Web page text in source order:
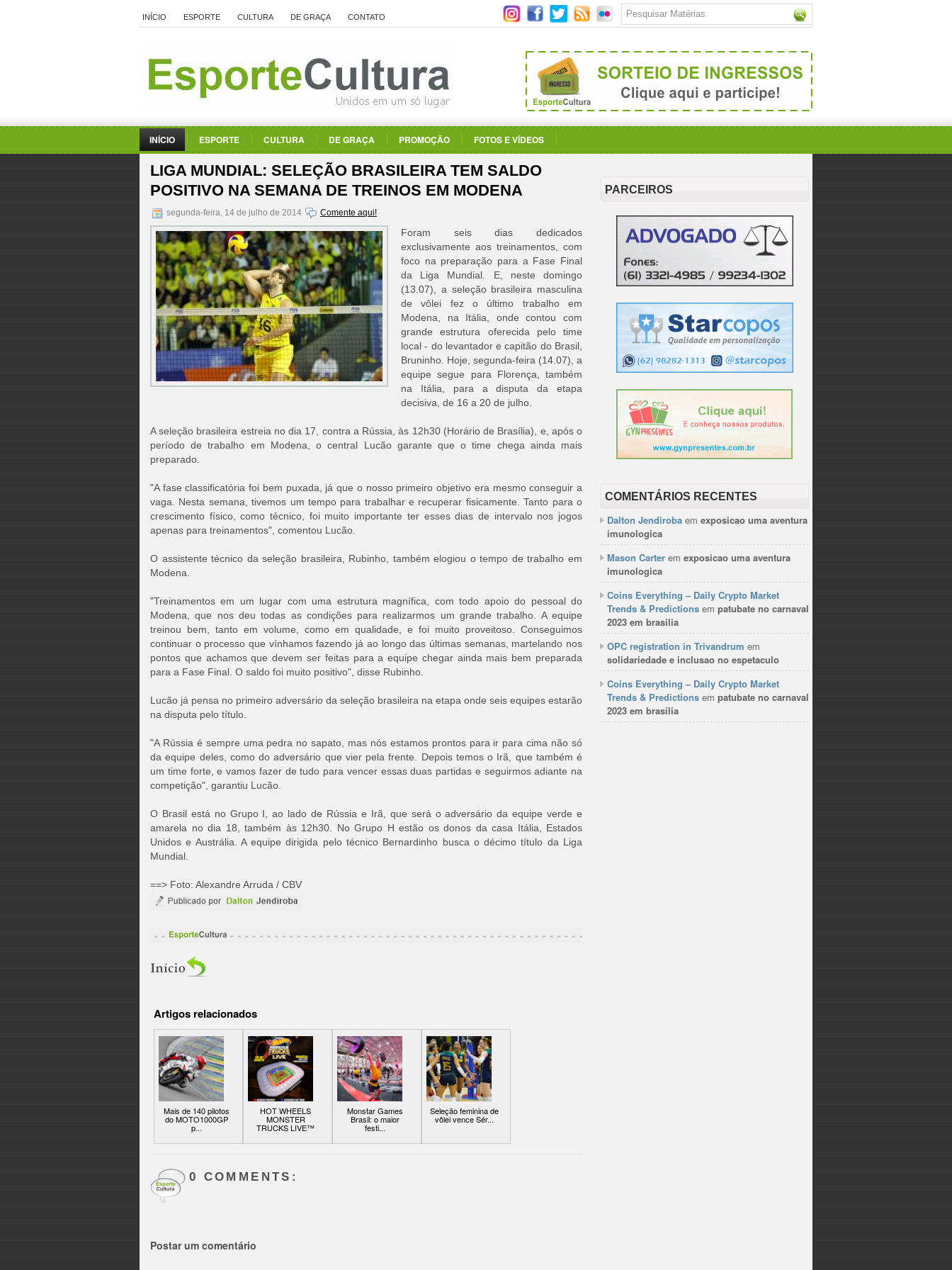
INÍCIO ESPORTE CULTURA DE GRAÇA CONTATO
INÍCIO ESPORTE CULTURA DE GRAÇA PROMOÇÃO FOTOS E VÍDEOS
LIGA MUNDIAL: SELEÇÃO BRASILEIRA TEM SALDO
POSITIVO NA SEMANA DE TREINOS EM MODENA
segunda-feira, 14 de julho de 2014 Comente aqui!
Foram seis dias dedicados
exclusivamente aos treinamentos, com
foco na preparação para a Fase Final
da Liga Mundial. E, neste domingo
(13.07), a seleção brasileira masculina
de vôlei fez o último trabalho em
Modena, na Itália, onde contou com
grande estrutura oferecida pelo time
local - do levantador e capitão do Brasil,
Bruninho. Hoje, segunda-feira (14.07), a
equipe segue para Florença, também
na Itália, para a disputa da etapa
decisiva, de 16 a 20 de julho.
A seleção brasileira estreia no dia 17, contra a Rússia, às 12h30 (Horário de Brasília), e, após o
período de trabalho em Modena, o central Lucão garante que o time chega ainda mais
preparado.
"A fase classificatória foi bem puxada, já que o nosso primeiro objetivo era mesmo conseguir a
vaga. Nesta semana, tivemos um tempo para trabalhar e recuperar fisicamente. Tanto para o
crescimento físico, como técnico, foi muito importante ter esses dias de intervalo nos jogos
apenas para treinamentos", comentou Lucão.
O assistente técnico da seleção brasileira, Rubinho, também elogiou o tempo de trabalho em
Modena.
"Treinamentos em um lugar com uma estrutura magnífica, com todo apoio do pessoal do
Modena, que nos deu todas as condições para realizarmos um grande trabalho. A equipe
treinou bem, tanto em volume, como em qualidade, e foi muito proveitoso. Conseguimos
continuar o processo que vínhamos fazendo já ao longo das últimas semanas, martelando nos
pontos que achamos que devem ser feitas para a equipe chegar ainda mais bem preparada
para a Fase Final. O saldo foi muito positivo", disse Rubinho.
Lucão já pensa no primeiro adversário da seleção brasileira na etapa onde seis equipes estarão
na disputa pelo título.
"A Rússia é sempre uma pedra no sapato, mas nós estamos prontos para ir para cima não só
da equipe deles, como do adversário que vier pela frente. Depois temos o Irã, que também é
um time forte, e vamos fazer de tudo para vencer essas duas partidas e seguirmos adiante na
competição", garantiu Lucão.
O Brasil está no Grupo I, ao lado de Rússia e Irã, que será o adversário da equipe verde e
amarela no dia 18, também às 12h30. No Grupo H estão os donos da casa Itália, Estados
Unidos e Austrália. A equipe dirigida pelo técnico Bernardinho busca o décimo título da Liga
Mundial.
==> Foto: Alexandre Arruda / CBV
Artigos relacionados
Mais de 140 pilotos
do MOTO1000GP
p...
HOT WHEELS
MONSTER
TRUCKS LIVE™
Monstar Games
Brasil: o maior
festi...
Seleção feminina de
vôlei vence Sér...
0 COMMENTS:
Postar um comentário
PARCEIROS
COMENTÁRIOS RECENTES
Dalton Jendiroba em exposicao uma aventura
imunologica
Mason Carter em exposicao uma aventura
imunologica
Coins Everything – Daily Crypto Market
Trends & Predictions em patubate no carnaval
2023 em brasilia
OPC registration in Trivandrum em
solidariedade e inclusao no espetaculo
Coins Everything – Daily Crypto Market
Trends & Predictions em patubate no carnaval
2023 em brasilia